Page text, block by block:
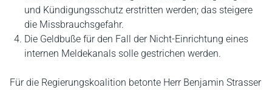
und Kündigungsschutz erstritten werden; das steigere
die Missbrauchsgefahr.
Die Geldbuße für den Fall der Nicht-Einrichtung eines
internen Meldekanals solle gestrichen werden.
Für die Regierungskoalition betonte Herr Benjamin Strasser